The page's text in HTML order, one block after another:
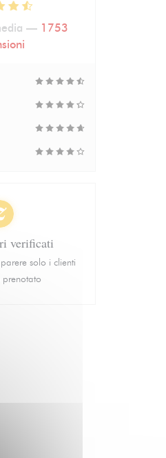
— 1753
verificati
solo i clienti